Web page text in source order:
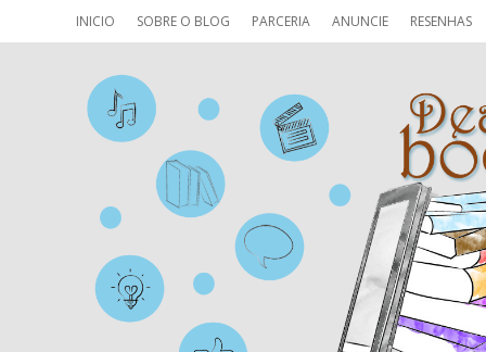
INICIO SOBRE O BLOG PARCERIA ANUNCIE RESENHAS